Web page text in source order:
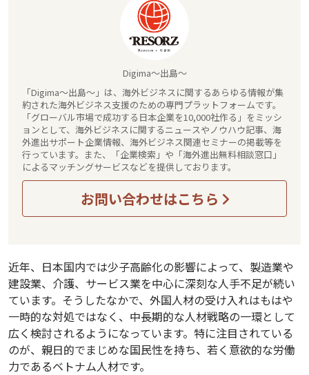
Digima～出島～
「Digima～出島～」は、海外ビジネスに関するあらゆる情報が集
約された海外ビジネス支援のための専門プラットフォームです。
「グローバル市場で成功する日本企業を10,000社作る」をミッシ
ョンとして、海外ビジネスに関するニュースやノウハウ記事、海
外進出サポート企業情報、海外ビジネス関連セミナーの掲載等を
行っています。また、「企業検索」や「海外進出無料相談窓口」
によるマッチングサービスなどを提供しております。
お問い合わせはこちら
近年、日本国内では少子高齢化の影響によって、製造業や
建設業、介護、サービス業を中心に深刻な人手不足が続い
ています。そうしたなかで、外国人材の受け入れはもはや
一時的な対処ではなく、中長期的な人材戦略の一環として
広く検討されるようになっています。特に注目されている
のが、親日的でまじめな国民性を持ち、若く意欲的な労働
力であるベトナム人材です。